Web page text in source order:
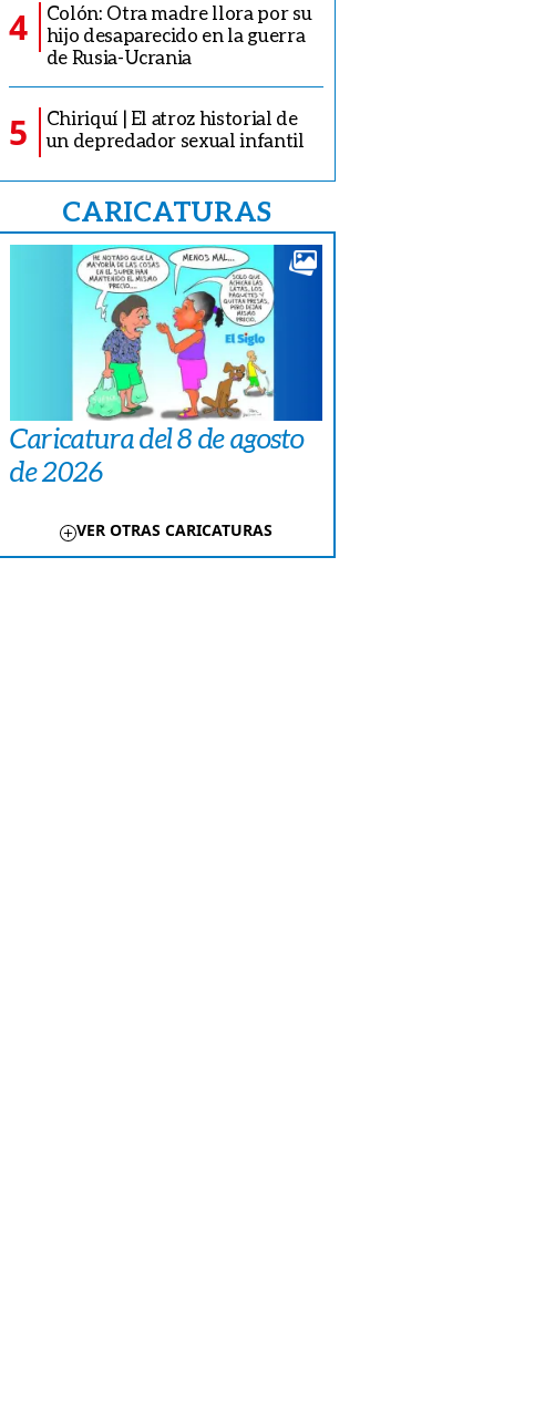
4
Colón: Otra madre llora por su
hijo desaparecido en la guerra
de Rusia-Ucrania
5
Chiriquí | El atroz historial de
un depredador sexual infantil
CARICATURAS
Caricatura del 8 de agosto
de 2026
VER OTRAS CARICATURAS